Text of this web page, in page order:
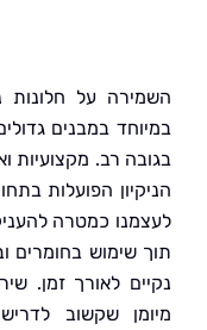
על חלונות נקיים
במבנים גדולים או
רב. מקצועיות ואמינות
הפועלות בתחום זה.
כמטרה להעניק
בחומרים
לאורך זמן. שירותי
שקשוב לדרישות